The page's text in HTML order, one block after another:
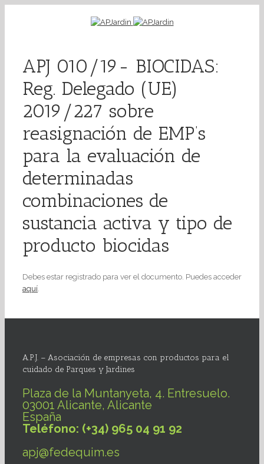
APJ 010/19- BIOCIDAS:
Reg. Delegado (UE)
2019/227 sobre
reasignación de EMP’s
para la evaluación de
determinadas
combinaciones de
sustancia activa y tipo de
producto biocidas
Debes estar registrado para ver el documento. Puedes acceder
aquí.
A.P.J. – Asociación de empresas con productos para el
cuidado de Parques y Jardines
Plaza de la Muntanyeta, 4. Entresuelo.
03001 Alicante, Alicante
España
Teléfono: (+34) 965 04 91 92
apj@fedequim.es